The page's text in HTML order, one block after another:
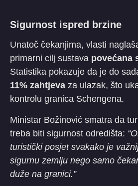
Sigurnost ispred brzine
​Unatoč čekanjima, vlasti
primarni cilj sustava povećana
Statistika pokazuje da je do
11% zahtjeva za ulazak, što
kontrolu granica Schengena.
​Ministar Božinović smatra da
treba biti sigurnost odredišta:
turistički posjet svakako je
sigurnu zemlju nego samo
duže na granici.”